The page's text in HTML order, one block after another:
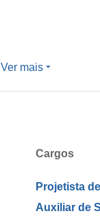
Ver mais
Cargos
Projetista
Auxiliar de